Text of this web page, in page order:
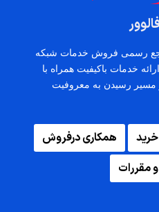
رسمی فروش خدمات شبکه
خدمات باکیفیت همراه با
رسیدن به معروفیت
همکاری درفروش
مقررات